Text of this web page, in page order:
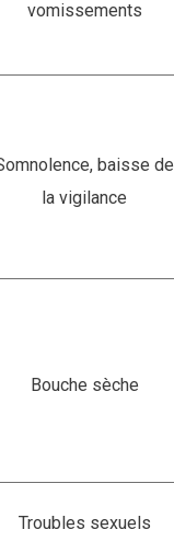
vomissements
baisse de
la vigilance
Bouche sèche
Troubles sexuels